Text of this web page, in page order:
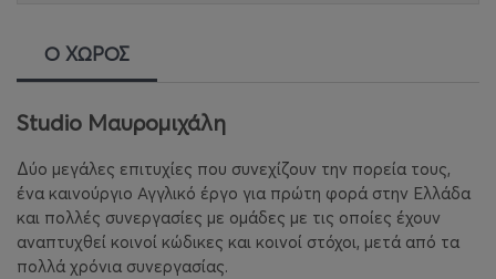
Ο ΧΩΡΟΣ
Studio Μαυρομιχάλη
Δύο μεγάλες επιτυχίες που συνεχίζουν την πορεία τους,
ένα καινούργιο Αγγλικό έργο για πρώτη φορά στην Ελλάδα
και πολλές συνεργασίες με ομάδες με τις οποίες έχουν
αναπτυχθεί κοινοί κώδικες και κοινοί στόχοι, μετά από τα
πολλά χρόνια συνεργασίας.